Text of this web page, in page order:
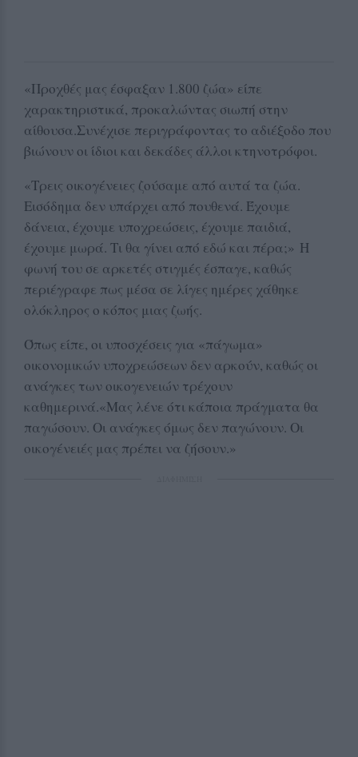
«Προχθές μας έσφαξαν 1.800 ζώα» είπε
χαρακτηριστικά, προκαλώντας σιωπή στην
αίθουσα.Συνέχισε περιγράφοντας το αδιέξοδο που
βιώνουν οι ίδιοι και δεκάδες άλλοι κτηνοτρόφοι.
«Τρεις οικογένειες ζούσαμε από αυτά τα ζώα.
Εισόδημα δεν υπάρχει από πουθενά. Έχουμε
δάνεια, έχουμε υποχρεώσεις, έχουμε παιδιά,
έχουμε μωρά. Τι θα γίνει από εδώ και πέρα;» Η
φωνή του σε αρκετές στιγμές έσπαγε, καθώς
περιέγραφε πως μέσα σε λίγες ημέρες χάθηκε
ολόκληρος ο κόπος μιας ζωής.
Όπως είπε, οι υποσχέσεις για «πάγωμα»
οικονομικών υποχρεώσεων δεν αρκούν, καθώς οι
ανάγκες των οικογενειών τρέχουν
καθημερινά.«Μας λένε ότι κάποια πράγματα θα
παγώσουν. Οι ανάγκες όμως δεν παγώνουν. Οι
οικογένειές μας πρέπει να ζήσουν.»